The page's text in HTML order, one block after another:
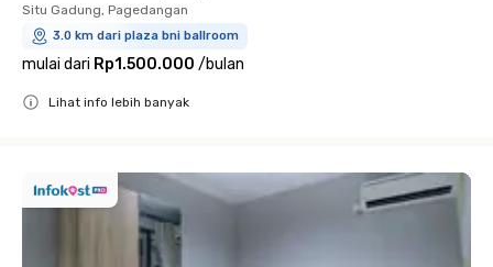
Situ Gadung, Pagedangan
3.0 km dari plaza bni ballroom
mulai dari Rp1.500.000 /bulan
Lihat info lebih banyak